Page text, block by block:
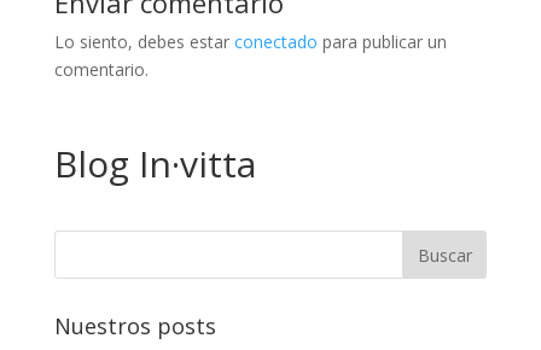
Lo siento, debes estar conectado para publicar un
comentario.
Blog In·vitta
Nuestros posts